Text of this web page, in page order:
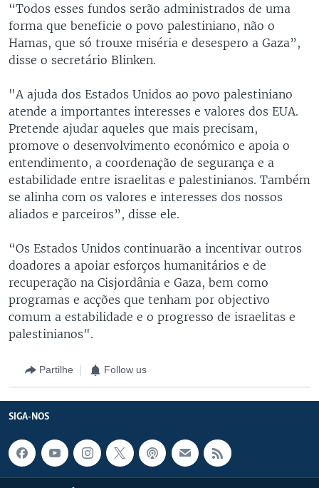
“Todos esses fundos serão administrados de uma
forma que beneficie o povo palestiniano, não o
Hamas, que só trouxe miséria e desespero a Gaza”,
disse o secretário Blinken.
"A ajuda dos Estados Unidos ao povo palestiniano
atende a importantes interesses e valores dos EUA.
Pretende ajudar aqueles que mais precisam,
promove o desenvolvimento económico e apoia o
entendimento, a coordenação de segurança e a
estabilidade entre israelitas e palestinianos. Também
se alinha com os valores e interesses dos nossos
aliados e parceiros”, disse ele.
“Os Estados Unidos continuarão a incentivar outros
doadores a apoiar esforços humanitários e de
recuperação na Cisjordânia e Gaza, bem como
programas e acções que tenham por objectivo
comum a estabilidade e o progresso de israelitas e
palestinianos".
Partilhe Follow us
SIGA-NOS